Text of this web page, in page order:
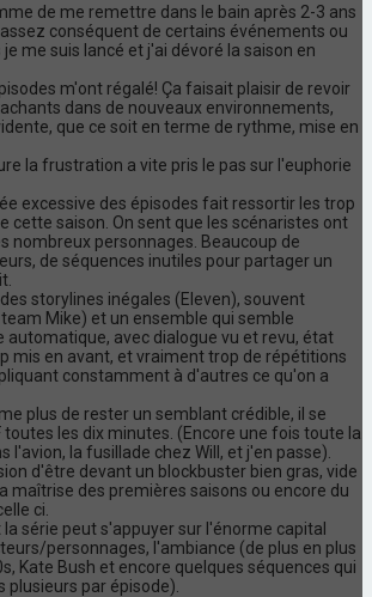
de me remettre dans le bain après 2-3 ans
conséquent de certains événements ou
me suis lancé et j'ai dévoré la saison en
m'ont régalé! Ça faisait plaisir de revoir
dans de nouveaux environnements,
que ce soit en terme de rythme, mise en
la frustration a vite pris le pas sur l'euphorie
excessive des épisodes fait ressortir les trop
cette saison. On sent que les scénaristes ont
nombreux personnages. Beaucoup de
de séquences inutiles pour partager un
storylines inégales (Eleven), souvent
Mike) et un ensemble qui semble
avec dialogue vu et revu, état
mis en avant, et vraiment trop de répétitions
constamment à d'autres ce qu'on a
plus de rester un semblant crédible, il se
toutes les dix minutes. (Encore une fois toute la
l'avion, la fusillade chez Will, et j'en passe).
d'être devant un blockbuster bien gras, vide
maîtrise des premières saisons ou encore du
ci.
série peut s'appuyer sur l'énorme capital
personnages, l'ambiance (de plus en plus
Kate Bush et encore quelques séquences qui
par épisode).